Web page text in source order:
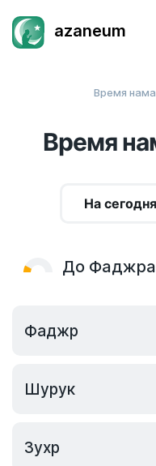
azaneum
Время
Время
На сегодня
До Фаджра
Фаджр
Шурук
Зухр